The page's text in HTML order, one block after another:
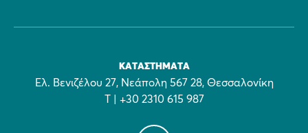
ΚΑΤΑΣΤΉΜΑΤΑ
Ελ. Βενιζέλου 27, Νεάπολη 567 28, Θεσσαλονίκη
Τ | +30 2310 615 987